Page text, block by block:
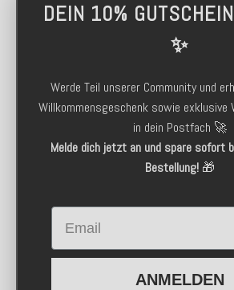
DEIN 10%
✨
Werde Teil unserer Community und
Willkommensgeschenk sowie exklusive
in dein Postfach 🚀
Melde dich jetzt an und spare sofort
Bestellung!🎁
Email
ANMELDEN